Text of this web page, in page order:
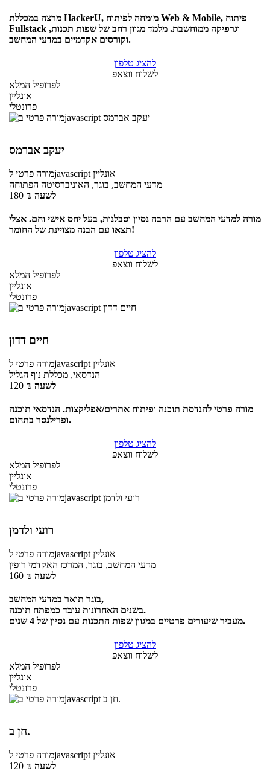
מרצה במכללת HackerU, מומחה לפיתוח Web & Mobile, פיתוח
Fullstack וגרפיקה ממוחשבת. מלמד מגוון רחב של שפות תכנות,
וקורסים אקדמיים במדעי המחשב.
להציג טלפון
לשלוח ווצאפ
לפרופיל המלא
אונליין
פרונטלי
יעקב אברמס
מורה פרטילjavascript אונליין
מדעי המחשב, בוגר, האוניברסיטה הפתוחה
180 ₪ לשעה
מורה למדעי המחשב עם הרבה נסיון וסבלנות, בעל יחס אישי וחם. אצלי
תצאו עם הבנה מצויינת של החומר!
להציג טלפון
לשלוח ווצאפ
לפרופיל המלא
אונליין
פרונטלי
חיים דדון
מורה פרטילjavascript אונליין
הנדסאי, מכללת נוף הגליל
120 ₪ לשעה
מורה פרטי להנדסת תוכנה ופיתוח אתרים/אפליקצות. הנדסאי תוכנה
ופרילנסר בתחום.
להציג טלפון
לשלוח ווצאפ
לפרופיל המלא
אונליין
פרונטלי
רועי ולדמן
מורה פרטילjavascript אונליין
מדעי המחשב, בוגר, המרכז האקדמי רופין
160 ₪ לשעה
בוגר תואר במדעי המחשב,
בשנים האחרונות עובד כמפתח תוכנה.
מעביר שיעורים פרטיים במגוון שפות התכנות עם נסיון של 4 שנים.
להציג טלפון
לשלוח ווצאפ
לפרופיל המלא
אונליין
פרונטלי
חן ב.
מורה פרטילjavascript אונליין
120 ₪ לשעה